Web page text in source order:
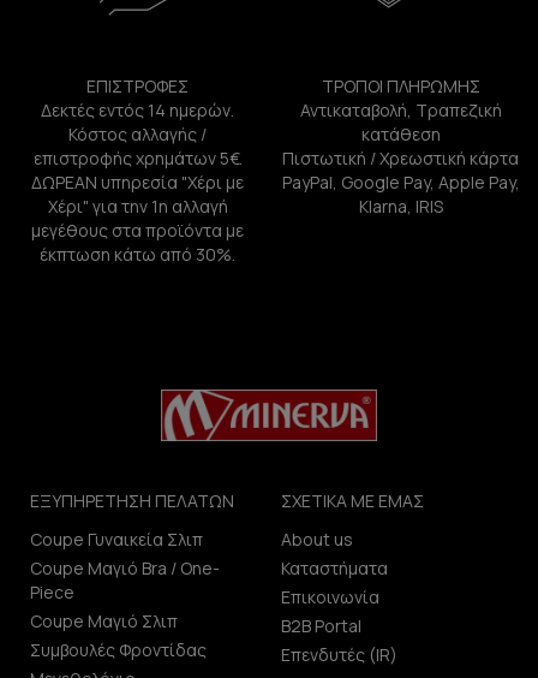
ΕΠΙΣΤΡΟΦΕΣ
Δεκτές εντός 14 ημερών.
Κόστος αλλαγής /
επιστροφής χρημάτων 5€.
ΔΩΡΕΑΝ υπηρεσία "Χέρι με
Χέρι" για την 1η αλλαγή
μεγέθους στα προϊόντα με
έκπτωση κάτω από 30%.
ΤΡΟΠΟΙ ΠΛΗΡΩΜΗΣ
Αντικαταβολή, Τραπεζική
κατάθεση
Πιστωτική / Χρεωστική κάρτα
PayPal, Google Pay, Apple Pay,
Klarna, IRIS
ΕΞΥΠΗΡΕΤΗΣΗ ΠΕΛΑΤΩΝ
Coupe Γυναικεία Σλιπ
Coupe Μαγιό Bra / One-
Piece
Coupe Μαγιό Σλιπ
Συμβουλές Φροντίδας
ΣΧΕΤΙΚΑ ΜΕ ΕΜΑΣ
About us
Καταστήματα
Επικοινωνία
B2B Portal
Επενδυτές (IR)